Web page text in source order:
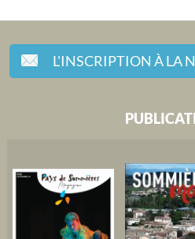
L'INSCRIPTION À LA